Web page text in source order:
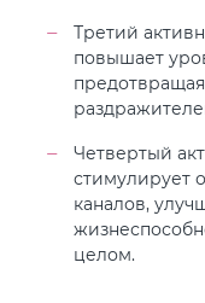
Третий
повышает
Четвертый
стимулирует
каналов,
целом.